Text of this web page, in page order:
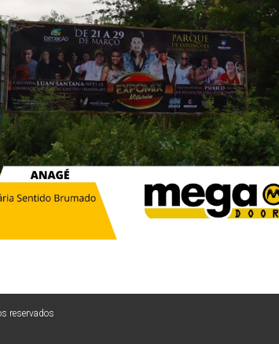
reservados